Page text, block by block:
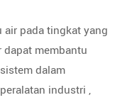
air pada tingkat yang
membantu
dalam
industri ,